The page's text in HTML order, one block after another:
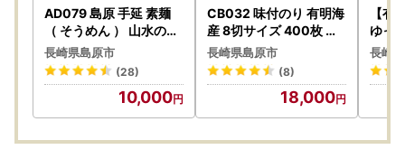
が発生しますので、ご了承ください。
・「のし」可の返礼品を除き、のしの対応はいたしかねま
す。
・配送業者の指定はいたしかねます。また返礼品によって異
なります。
・事前に出荷日のご案内は行っておりません。また、ご要望
・返礼品をお届けする際の配送伝票について、ご依頼主には
AD079 島原 手延 素麺
（ そうめん ） 山水の糸
2kg（50g×40束）
長崎県島原市
(28)
10,000
CB032 味付のり 有明海
産 8切サイズ 400枚 【
プレミア島原のり50袋
】
長崎県島原市
(8)
18,000
【有
ゆっ
】長
ポイ
長崎